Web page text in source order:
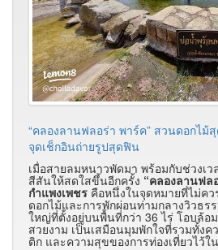
“คลองลานฟลอร่า พาร์ค” สวนดอกไม้
จุดเช็กอินถ่ายรูปสุดฟิน
เมื่อสายลมหนาวพัดมา พร้อมกับช่วงเ
สีสันให้สดใสขึ้นอีกครั้ง “คลองลานฟล
กำแพงเพชร คือหนึ่งในจุดหมายที่ไม่ค
ดอกไม้และการพักผ่อนท่ามกลางวิวธ
ใหญ่ที่ตั้งอยู่บนพื้นที่กว่า 36 ไร่ โอบล้อ
สวยงาม เป็นเสมือนมุมพักใจที่รวมทั้ง
ติก และความสุขของการท่องเที่ยวไว้ใ